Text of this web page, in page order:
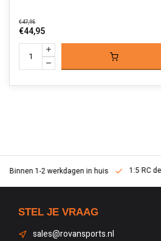
€47,95
€44,95
Binnen 1-2 werkdagen in huis 1:5 RC
STEL JE VRAAG
sales@rovansports.nl